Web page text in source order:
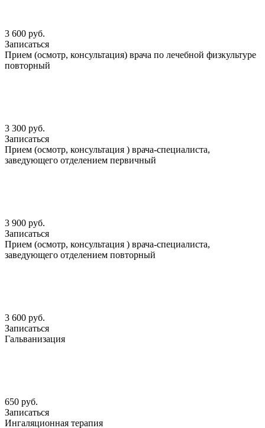
3 600 руб.
Записаться
Прием (осмотр, консультация) врача по лечебной физкультуре
повторный
3 300 руб.
Записаться
Прием (осмотр, консультация ) врача-специалиста,
заведующего отделением первичный
3 900 руб.
Записаться
Прием (осмотр, консультация ) врача-специалиста,
заведующего отделением повторный
3 600 руб.
Записаться
Гальванизация
650 руб.
Записаться
Ингаляционная терапия